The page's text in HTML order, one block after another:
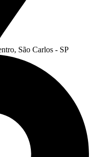
São Carlos - SP